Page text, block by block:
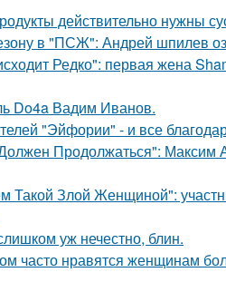
действительно нужны
в "ПСЖ": Андрей шпилев
Редко": первая жена
Do4a Вадим Иванов.
"Эйфории" - и все
Продолжаться": Максим
Такой Злой Женщиной":
уж нечестно, блин.
часто нравятся женщинам